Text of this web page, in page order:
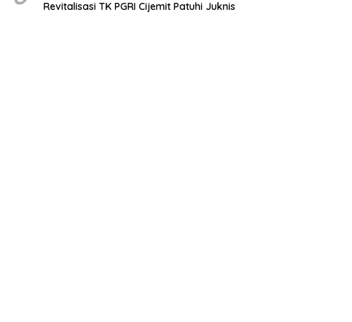
Revitalisasi TK PGRI Cijemit Patuhi Juknis